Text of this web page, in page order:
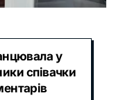
у
співачки